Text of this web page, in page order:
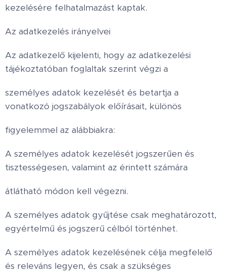
kezelésére felhatalmazást kaptak.
Az adatkezelés irányelvei
Az adatkezelő kijelenti, hogy az adatkezelési
tájékoztatóban foglaltak szerint végzi a
személyes adatok kezelését és betartja a
vonatkozó jogszabályok előírásait, különös
figyelemmel az alábbiakra:
A személyes adatok kezelését jogszerűen és
tisztességesen, valamint az érintett számára
átlátható módon kell végezni.
A személyes adatok gyűjtése csak meghatározott,
egyértelmű és jogszerű célból történhet.
A személyes adatok kezelésének célja megfelelő
és releváns legyen, és csak a szükséges